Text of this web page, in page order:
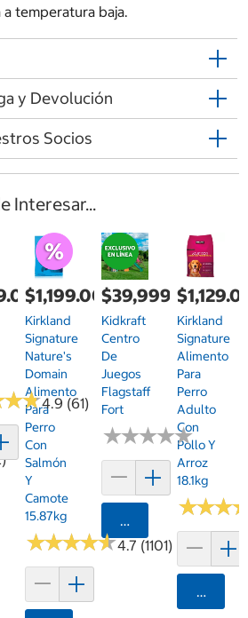
a temperatura baja.
y Devolución
Socios
Interesar...
★★
★★4.9 (61)
$1,199.00
Kirkland
Signature
Nature's
Domain
Alimento
Para
Perro
Con
Salmón
Y
Camote
15.87kg
★★★★★
★★★★★4.7 (1101)
$39,999.00
Kidkraft
Centro
De
Juegos
Flagstaff
Fort
★★★★★
★★★★★
Agregar
Kirkland
Signature
Alimento
Para
Perro
Adulto
Con
Pollo Y
Arroz
18.1kg
★★★
★★★